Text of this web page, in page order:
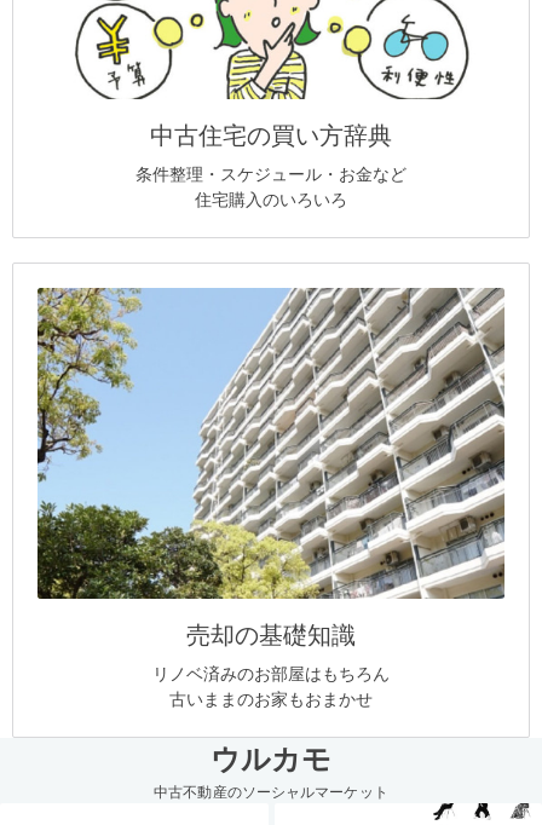
中古住宅の買い方辞典
条件整理・スケジュール・お金など
住宅購入のいろいろ
売却の基礎知識
リノベ済みのお部屋はもちろん
古いままのお家もおまかせ
ウルカモ
中古不動産のソーシャルマーケット